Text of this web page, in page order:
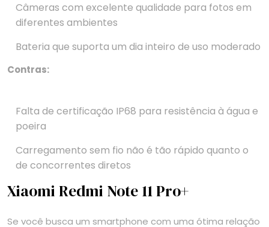
Câmeras com excelente qualidade para fotos em
diferentes ambientes
Bateria que suporta um dia inteiro de uso moderado
Contras:
Falta de certificação IP68 para resistência à água e
poeira
Carregamento sem fio não é tão rápido quanto o
de concorrentes diretos
Xiaomi Redmi Note 11 Pro+
Se você busca um smartphone com uma ótima relação